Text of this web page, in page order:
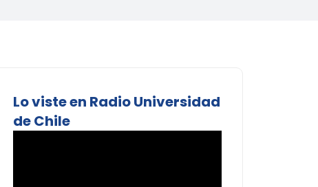
Lo viste en Radio Universidad
de Chile